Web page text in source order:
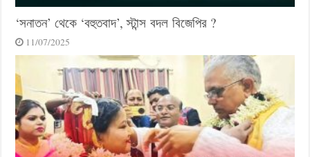
‘সনাতন’ থেকে ‘বহুতবাদ’, স্টান্স বদল বিজেপির ?
11/07/2025